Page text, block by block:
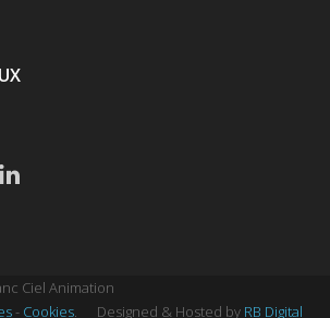
Ciel Animation
- Cookies. Designed & Hosted by RB Digital